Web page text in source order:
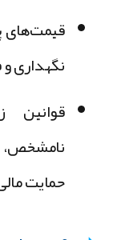
قیمت‌های
نگهداری و
قوانین
نامشخص،
حمایت